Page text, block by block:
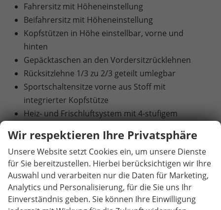
Fahrersitz mit Höheneinstellung
Beifahrersitz mit Höheneinstellung
Kopfstützen in Höhe einstellbar, vorne und
hinten
Gepäcktaschen an den Vordersitzrücklehnen
Rücksitzlehne 1/3 zu 2/3 geteilt umlegbar
Sportschaltensitze vorne aus Stoff mit
integrierter Kopfstütze
Heiz- und Frischluftsystem mit 4-stufigem
2-Zonen-Climatronic (Klimaanlage mit
elektronischer Temperaturregelung)
Pollenfilter
6 Lautsprecher
Infotainmentsystem mit 8,25" Display [USB-C-
Schnittstelle / Bluetooth-Schnittstelle mit
Wir respektieren Ihre Privatsphäre
Unsere Website setzt Cookies ein, um unsere Dienste
für Sie bereitzustellen. Hierbei berücksichtigen wir Ihre
Auswahl und verarbeiten nur die Daten für Marketing,
Analytics und Personalisierung, für die Sie uns Ihr
Einverständnis geben. Sie können Ihre Einwilligung